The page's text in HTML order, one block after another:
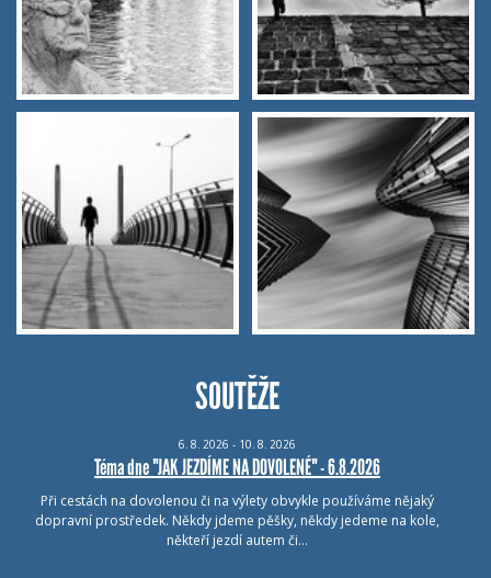
SOUTĚŽE
6. 8. 2026 - 10. 8. 2026
Téma dne "JAK JEZDÍME NA DOVOLENÉ" - 6.8.2026
Při cestách na dovolenou či na výlety obvykle používáme nějaký
dopravní prostředek. Někdy jdeme pěšky, někdy jedeme na kole,
někteří jezdí autem či…